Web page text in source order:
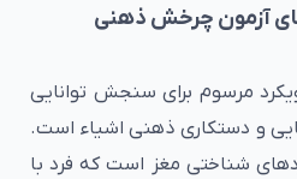
آزمون چرخش ذهنی
مرسوم برای سنجش توانایی
و دستکاری ذهنی اشیاء است.
شناختی مغز است که فرد با